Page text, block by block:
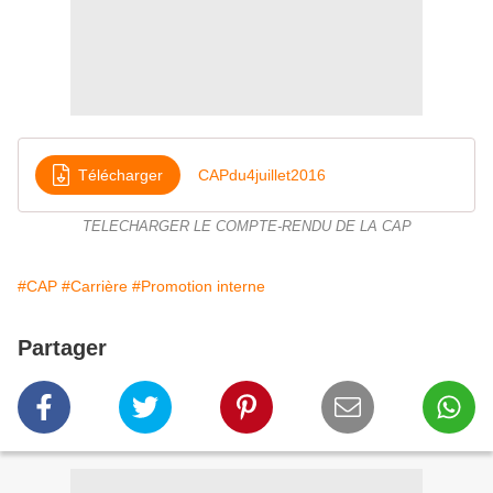
Télécharger CAPdu4juillet2016
TELECHARGER LE COMPTE-RENDU DE LA CAP
#CAP #Carrière #Promotion interne
Partager